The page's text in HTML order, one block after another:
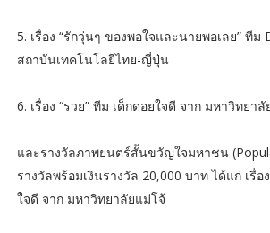
5. เรื่อง “รักวุ่นๆ ของพอใจและนายพอเลย” ทีม
สถาบันเทคโนโลยีไทย-ญี่ปุ่น
6. เรื่อง “รวย” ทีม เด็กดอยใจดี จาก มหาวิทยา
และรางวัลภาพยนตร์สั้นขวัญใจมหาชน
รางวัลพร้อมเงินรางวัล 20,000 บาท ได้แก่ เรื่อ
ใจดี จาก มหาวิทยาลัยแม่โจ้